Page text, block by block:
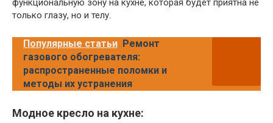
только глазу, но и телу.
Популярные статьи Ремонт
газового обогревателя:
распространенные поломки и
методы их устранения
Модное кресло на кухне: